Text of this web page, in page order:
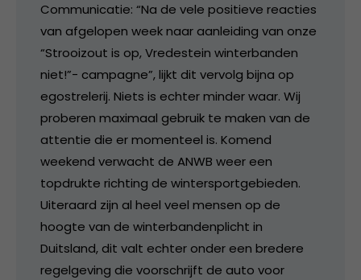
Communicatie: “Na de vele positieve reacties
van afgelopen week naar aanleiding van onze
“Strooizout is op, Vredestein winterbanden
niet!”- campagne”, lijkt dit vervolg bijna op
egostrelerij. Niets is echter minder waar. Wij
proberen maximaal gebruik te maken van de
attentie die er momenteel is. Komend
weekend verwacht de ANWB weer een
topdrukte richting de wintersportgebieden.
Uiteraard zijn al heel veel mensen op de
hoogte van de winterbandenplicht in
Duitsland, dit valt echter onder een bredere
regelgeving die voorschrijft de auto voor